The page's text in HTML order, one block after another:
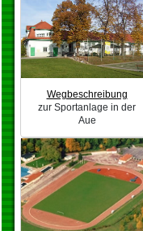
Wegbeschreibung
zur Sportanlage in der
Aue